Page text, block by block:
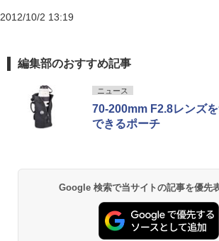
2012/10/2 13:19
編集部のおすすめ記事
ニュース
70-200mm F2.8レンズ
できるポーチ
Google 検索で当サイトの記事を優先